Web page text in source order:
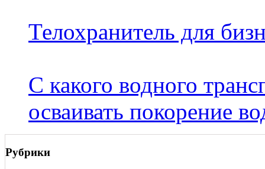
Телохранитель для
С какого водного
осваивать покорение
Рубрики